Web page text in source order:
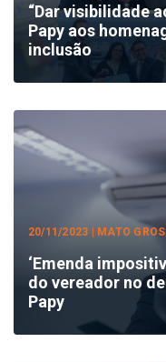
“Dar visibilidade
Papy aos
inclusão
20/11/2023 | MATO
‘Emenda
do vereador no
Papy